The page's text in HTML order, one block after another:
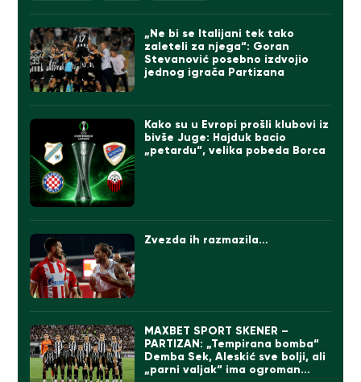
„Ne bi se Italijani tek tako
zaleteli za njega“: Goran
Stevanović posebno izdvojio
jednog igrača Partizana
Kako su u Evropi prošli klubovi iz
bivše Juge: Hajduk bacio
„petardu“, velika pobeda Borca
Zvezda ih razmazila…
MAXBET SPORT SKENER –
PARTIZAN: „Tempirana bomba“
Demba Sek, Aleskić sve bolji, ali
„parni valjak“ ima ogroman